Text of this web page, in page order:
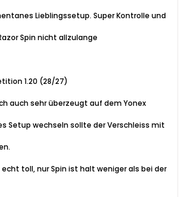
Lieblingssetup. Super Kontrolle und
Spin nicht allzulange
1.20 (28/27)
auch sehr überzeugt auf dem Yonex
Setup wechseln sollte der Verschleiss mit
toll, nur Spin ist halt weniger als bei der